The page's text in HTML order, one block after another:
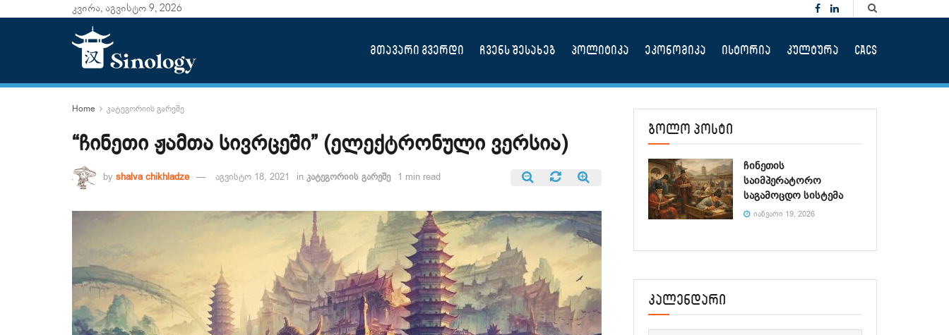
კვირა, აგვისტო 9, 2026
მთავარი გვერდი ჩვენს შესახებ პოლიტიკა ეკონომიკა ისტორია კულტურა CACS
Home კატეგორიის გარეშე
“ჩინეთი ჟამთა სივრცეში” (ელექტრონული ვერსია)
by shalva chikhladze აგვისტო 18, 2021 in კატეგორიის გარეშე 1 min read
ბოლო პოსტი
ჩინეთის
საიმპერატორო
საგამოცდო სისტემა
ᲘᲐᲜᲕᲐᲠᲘ 19, 2026
კალენდარი